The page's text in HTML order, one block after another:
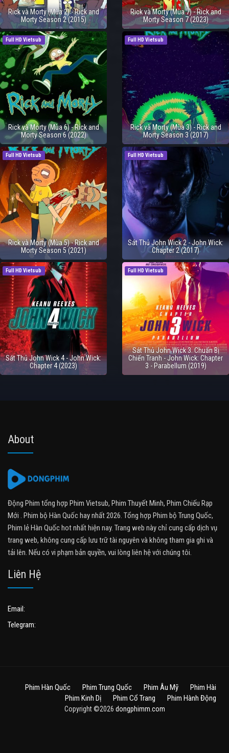
Rick và Morty (Mùa 2) - Rick and
Morty Season 2 (2015)
Rick và Morty (Mùa 7) - Rick and
Morty Season 7 (2023)
Full HD Vietsub
Rick và Morty (Mùa 6) - Rick and
Morty Season 6 (2022)
Full HD Vietsub
Rick và Morty (Mùa 3) - Rick and
Morty Season 3 (2017)
Full HD Vietsub
Rick và Morty (Mùa 5) - Rick and
Morty Season 5 (2021)
Full HD Vietsub
Sát Thủ John Wick 2 - John Wick:
Chapter 2 (2017)
Full HD Vietsub
Sát Thủ John Wick 4 - John Wick:
Chapter 4 (2023)
Full HD Vietsub
Sát Thủ John Wick 3: Chuẩn Bị
Chiến Tranh - John Wick: Chapter
3 - Parabellum (2019)
About
Động Phim tổng hợp Phim Vietsub, Phim Thuyết Minh, Phim Chiếu Rạp
Mới . Phim bộ Hàn Quốc hay nhất 2026. Tổng hợp Phim bộ Trung Quốc,
Phim lẻ Hàn Quốc hot nhất hiện nay. Trang web này chỉ cung cấp dịch vụ
trang web, không cung cấp lưu trữ tài nguyên và không tham gia ghi và
tải lên. Nếu có vi phạm bản quyền, vui lòng liên hệ với chúng tôi.
Liên Hệ
Email:
Telegram:
Phim Hàn Quốc Phim Trung Quốc Phim Âu Mỹ
Phim Hài
Phim Kinh Dị
Phim Cổ Trang Phim Hành Động
Copyright ©2026 dongphimm.com